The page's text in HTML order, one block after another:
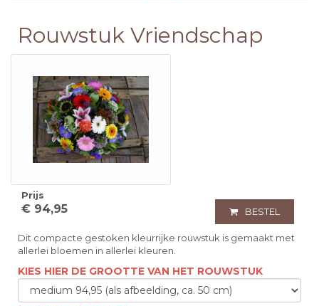
Rouwstuk Vriendschap
Prijs
€ 94,95 BESTEL
Dit compacte gestoken kleurrijke rouwstuk is gemaakt met
allerlei bloemen in allerlei kleuren.
KIES HIER DE GROOTTE VAN HET ROUWSTUK